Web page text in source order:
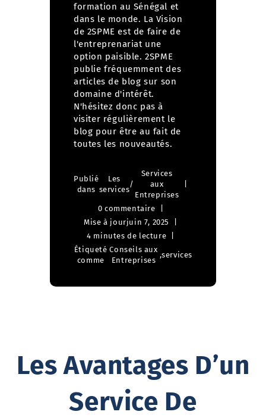
formation au Sénégal et
dans le monde. La Vision
de 2SPME est de faire de
l'entreprenariat une
option paisible. 2SPME
publie fréquemment des
articles de blog sur son
domaine d'intérêt.
N'hésitez donc pas à
visiter régulièrement le
blog pour être au fait de
Publié
dans
Les
services
/
Services
aux
Entreprises
0 commentaire
Mise à jourjuin 7, 2025
4 minutes de lecture
Étiqueté
comme
Conseils aux
Entreprises
,services
Les Avantages D’un
Service De